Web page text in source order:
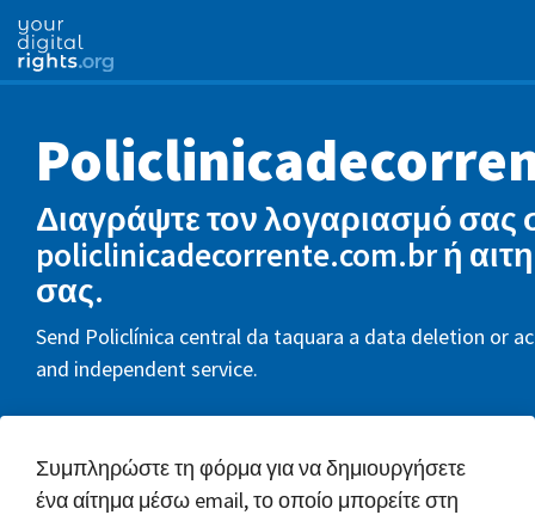
Διαγράψτε τον λογαριασμό σας
policlinicadecorrente.com.br ή
σας.
Send Policlínica central da taquara a data deletion or
and independent service.
Συμπληρώστε τη φόρμα για να δημιουργήσετε
ένα αίτημα μέσω email, το οποίο μπορείτε στη